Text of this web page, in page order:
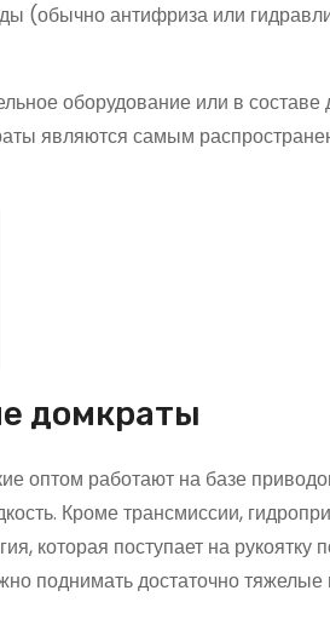
(обычно антифриза или
оборудование или в составе
являются самым
домкраты
оптом работают на базе
Кроме трансмиссии,
которая поступает на рукоятку
поднимать достаточно